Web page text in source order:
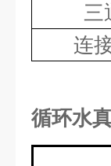
三
连
循环水